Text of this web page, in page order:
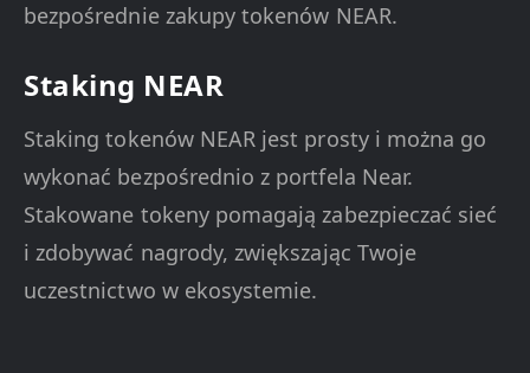
bezpośrednie zakupy tokenów NEAR.
Staking NEAR
Staking tokenów NEAR jest prosty i można go
wykonać bezpośrednio z portfela Near.
Stakowane tokeny pomagają zabezpieczać sieć
i zdobywać nagrody, zwiększając Twoje
uczestnictwo w ekosystemie.